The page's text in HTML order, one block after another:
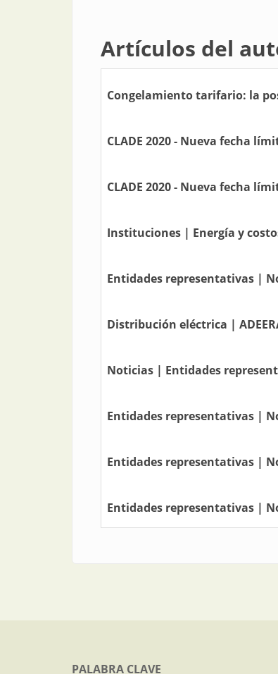
Artículos del
Congelamiento tarifario: la
CLADE 2020 - Nueva fecha
CLADE 2020 - Nueva fecha
Instituciones | Energía y
Entidades representativas |
Distribución eléctrica |
Noticias | Entidades
Entidades representativas |
Entidades representativas |
Entidades representativas |
PALABRA CLAVE